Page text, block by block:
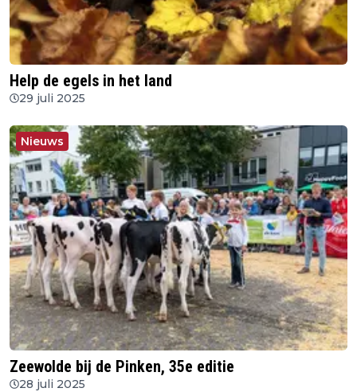
Help de egels in het land
29 juli 2025
Nieuws
Zeewolde bij de Pinken, 35e editie
28 juli 2025